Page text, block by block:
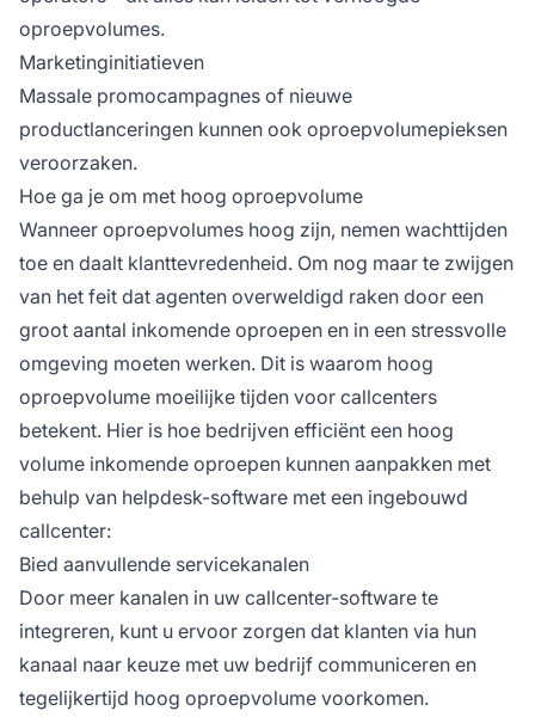
oproepvolumes.
Marketinginitiatieven
Massale promocampagnes of nieuwe
productlanceringen kunnen ook oproepvolumepieksen
veroorzaken.
Hoe ga je om met hoog oproepvolume
Wanneer oproepvolumes hoog zijn, nemen wachttijden
toe en daalt klanttevredenheid. Om nog maar te zwijgen
van het feit dat agenten overweldigd raken door een
groot aantal inkomende oproepen en in een stressvolle
omgeving moeten werken. Dit is waarom hoog
oproepvolume moeilijke tijden voor callcenters
betekent. Hier is hoe bedrijven efficiënt een hoog
volume inkomende oproepen kunnen aanpakken met
behulp van helpdesk-software met een ingebouwd
callcenter:
Bied aanvullende servicekanalen
Door meer kanalen in uw callcenter-software te
integreren, kunt u ervoor zorgen dat klanten via hun
kanaal naar keuze met uw bedrijf communiceren en
tegelijkertijd hoog oproepvolume voorkomen.